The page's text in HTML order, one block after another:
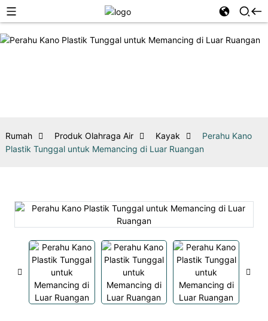
Rumah Produk Olahraga Air Kayak
Perahu Kano
Plastik Tunggal untuk Memancing di Luar Ruangan